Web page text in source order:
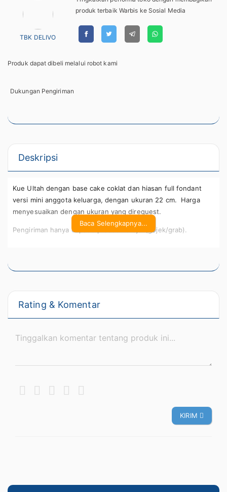
TBK DELIVO
produk terbaik Warbis ke Sosial Media
Produk dapat dibeli melalui robot kami
Dukungan Pengiriman
Deskripsi
Kue Ultah dengan base cake coklat dan hiasan full fondant
versi mini anggota keluarga, dengan ukuran 22 cm. Harga
menyesuaikan dengan ukuran yang direquest.
Pengiriman hanya dapat diproses via ojol (gojek/grab).
Baca Selengkapnya...
Rating & Komentar
KIRIM